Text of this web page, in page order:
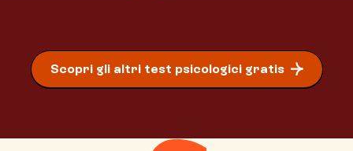
Scopri gli altri test psicologici gratis